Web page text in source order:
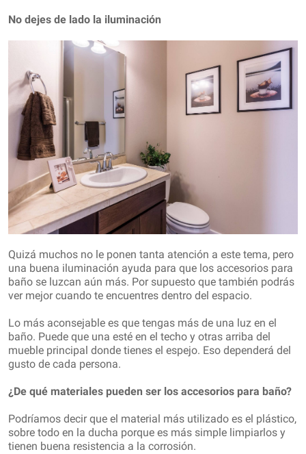
No dejes de lado la iluminación
Quizá muchos no le ponen tanta atención a este tema, pero
una buena iluminación ayuda para que los accesorios para
baño se luzcan aún más. Por supuesto que también podrás
ver mejor cuando te encuentres dentro del espacio.
Lo más aconsejable es que tengas más de una luz en el
baño. Puede que una esté en el techo y otras arriba del
mueble principal donde tienes el espejo. Eso dependerá del
gusto de cada persona.
¿De qué materiales pueden ser los accesorios para baño?
Podríamos decir que el material más utilizado es el plástico,
sobre todo en la ducha porque es más simple limpiarlos y
tienen buena resistencia a la corrosión.